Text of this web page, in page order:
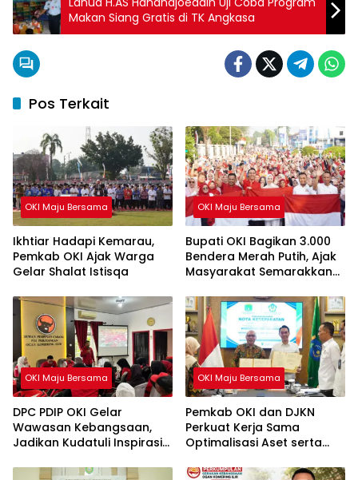
Makan Siang Gratis di TK Angkasa
Pos Terkait
OKI Maju Bersama
Ikhtiar Hadapi Kemarau,
Pemkab OKI Ajak Warga
Gelar Shalat Istisqa
OKI Maju Bersama
Bupati OKI Bagikan 3.000
Bendera Merah Putih, Ajak
Masyarakat Semarakkan
OKI Maju Bersama
DPC PDIP OKI Gelar
Wawasan Kebangsaan,
Jadikan Kudatuli Inspirasi
OKI Maju Bersama
Pemkab OKI dan DJKN
Perkuat Kerja Sama
Optimalisasi Aset serta